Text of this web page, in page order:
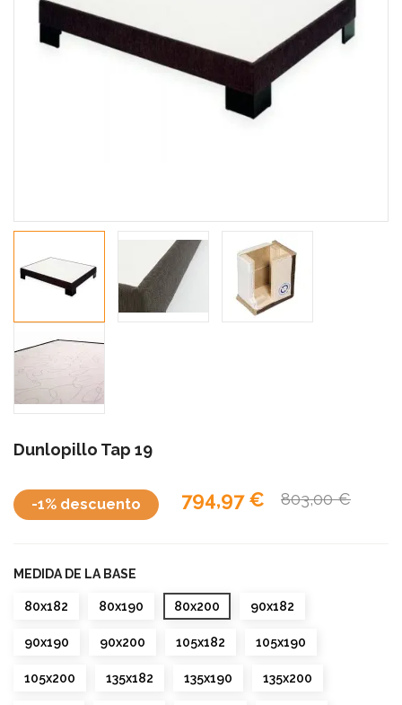
Dunlopillo Tap 19
794,97 € 803,00 €
-1% descuento
MEDIDA DE LA BASE
80x182 80x190 80x200 90x182
90x190 90x200 105x182 105x190
105x200 135x182 135x190 135x200